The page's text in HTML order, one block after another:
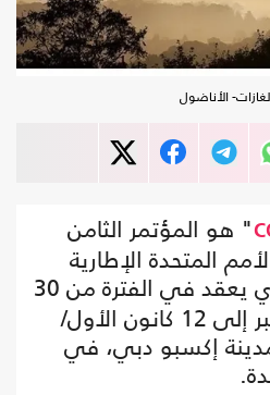
الأناضول
" هو المؤتمر الثامن
المتحدة الإطارية
، الذي يعقد في الفترة من 30
تشرين الثاني/ نوفمبر إلى 12 كانون الأول/